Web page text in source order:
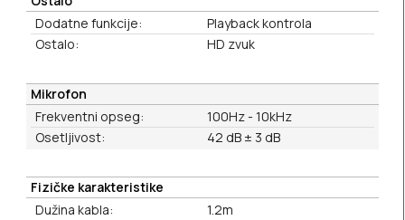
Dodatne funkcije:
Playback kontrola
Ostalo:
HD zvuk
Mikrofon
Frekventni opseg:
100Hz - 10kHz
Osetljivost:
42 dB ± 3 dB
Fizičke karakteristike
Dužina kabla:
1.2m